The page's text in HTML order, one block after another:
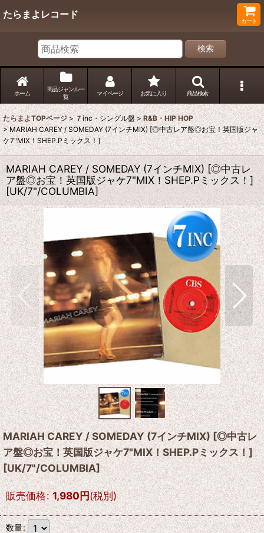
たらまよレコード
カート
検索
ホーム
商品ジャンル一
覧
マイページ お気に入り 商品検索
たらまよTOPページ > ７inc・シングル盤 > R&B・HIP HOP
> MARIAH CAREY / SOMEDAY (7インチMIX) [◎中古レア盤◎お宝！英国版ジャ
ケ7"MIX！SHEP.Pミックス！]
MARIAH CAREY / SOMEDAY (7インチMIX) [◎中古レ
ア盤◎お宝！英国版ジャケ7"MIX！SHEP.Pミックス！]
[UK/7"/COLUMBIA]
MARIAH CAREY / SOMEDAY (7インチMIX) [◎中古レ
ア盤◎お宝！英国版ジャケ7"MIX！SHEP.Pミックス！]
[UK/7"/COLUMBIA]
販売価格: 1,980円(税別)
数量: